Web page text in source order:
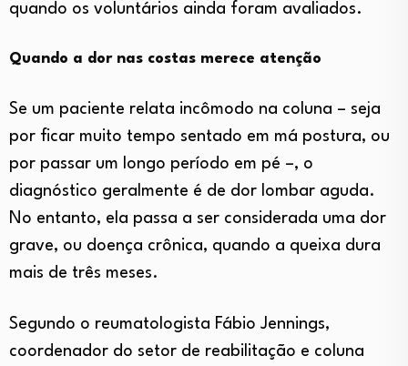
quando os voluntários ainda foram avaliados.
Quando a dor nas costas merece atenção
Se um paciente relata incômodo na coluna – seja
por ficar muito tempo sentado em má postura, ou
por passar um longo período em pé –, o
diagnóstico geralmente é de dor lombar aguda.
No entanto, ela passa a ser considerada uma dor
grave, ou doença crônica, quando a queixa dura
mais de três meses.
Segundo o reumatologista Fábio Jennings,
coordenador do setor de reabilitação e coluna